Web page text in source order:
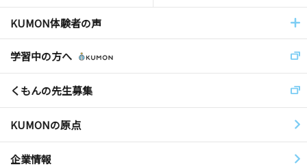
KUMON体験者の声
学習中の方へ
くもんの先生募集
KUMONの原点
企業情報